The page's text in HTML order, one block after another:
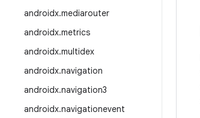
androidx.mediarouter
androidx.metrics
androidx.multidex
androidx.navigation
androidx.navigation3
androidx.navigationevent